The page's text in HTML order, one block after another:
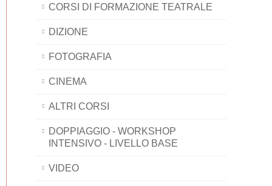
CORSI DI FORMAZIONE TEATRALE
DIZIONE
FOTOGRAFIA
CINEMA
ALTRI CORSI
DOPPIAGGIO - WORKSHOP
INTENSIVO - LIVELLO BASE
VIDEO